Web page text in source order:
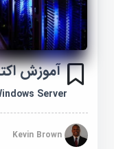
آموزش
Server
Kevin Brown